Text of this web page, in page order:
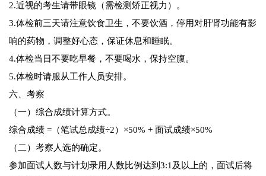
2.近视的考生请带眼镜（需检测矫正视力）。
3.体检前三天请注意饮食卫生，不要饮酒，停用对肝肾功能有影
响的药物，调整好心态，保证休息和睡眠。
4.体检当日不要吃早餐，不要喝水，保持空腹。
5.体检时请服从工作人员安排。
六、考察
（一）综合成绩计算方式。
综合成绩 =（笔试总成绩÷2）×50% + 面试成绩×50%
（二）考察人选的确定。
参加面试人数与计划录用人数比例达到3:1及以上的，面试后将